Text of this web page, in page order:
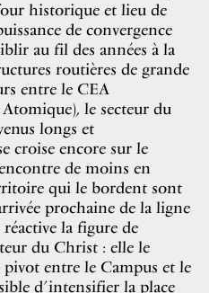
historique et lieu de
de convergence
au fil des années à la
routières de grande
entre le CEA
le secteur du
longs et
croise encore sur le
de moins en
qui le bordent sont
prochaine de la ligne
la figure de
du Christ : elle le
entre le Campus et le
d’intensifier la place